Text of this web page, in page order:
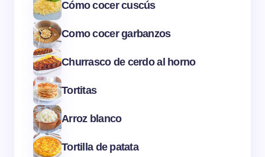
Cómo cocer cuscús
Como cocer garbanzos
Churrasco de cerdo al horno
Tortitas
Arroz blanco
Tortilla de patata